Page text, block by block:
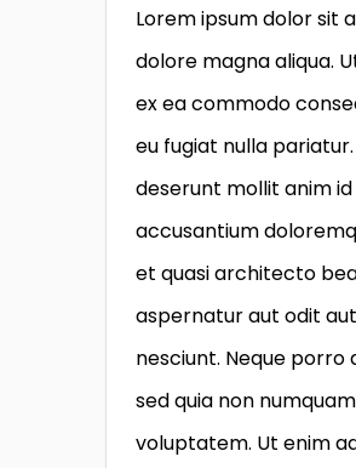
Lorem ipsum dolor sit
dolore magna aliqua.
ex ea commodo
eu fugiat nulla
deserunt mollit anim
accusantium
et quasi architecto
aspernatur aut odit
nesciunt. Neque porro
sed quia non
voluptatem. Ut enim